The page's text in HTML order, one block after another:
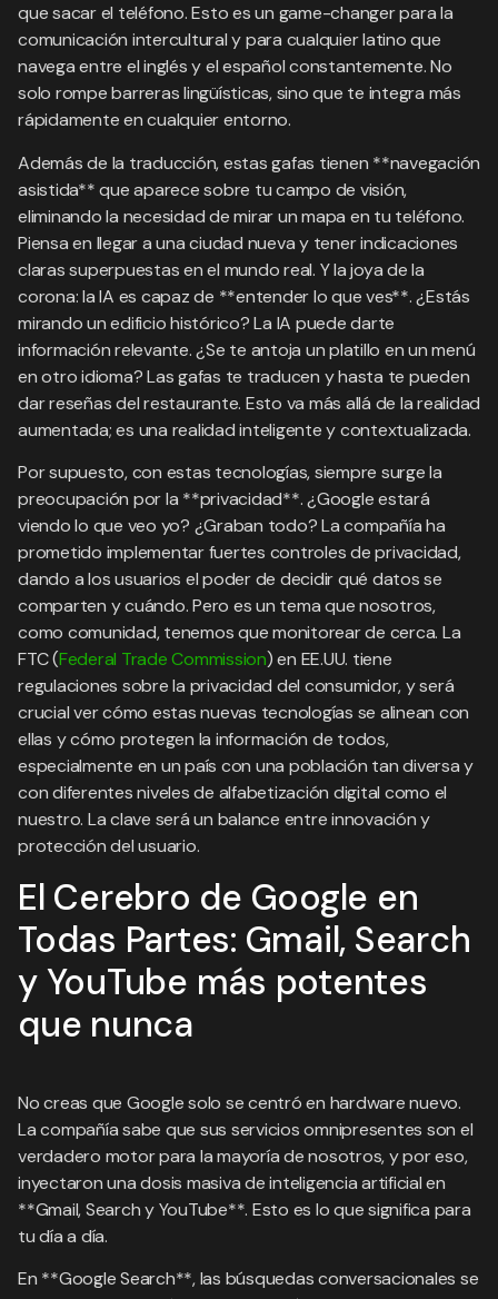
que sacar el teléfono. Esto es un game-changer para la
comunicación intercultural y para cualquier latino que
navega entre el inglés y el español constantemente. No
solo rompe barreras lingüísticas, sino que te integra más
rápidamente en cualquier entorno.
Además de la traducción, estas gafas tienen **navegación
asistida** que aparece sobre tu campo de visión,
eliminando la necesidad de mirar un mapa en tu teléfono.
Piensa en llegar a una ciudad nueva y tener indicaciones
claras superpuestas en el mundo real. Y la joya de la
corona: la IA es capaz de **entender lo que ves**. ¿Estás
mirando un edificio histórico? La IA puede darte
información relevante. ¿Se te antoja un platillo en un menú
en otro idioma? Las gafas te traducen y hasta te pueden
dar reseñas del restaurante. Esto va más allá de la realidad
aumentada; es una realidad inteligente y contextualizada.
Por supuesto, con estas tecnologías, siempre surge la
preocupación por la **privacidad**. ¿Google estará
viendo lo que veo yo? ¿Graban todo? La compañía ha
prometido implementar fuertes controles de privacidad,
dando a los usuarios el poder de decidir qué datos se
comparten y cuándo. Pero es un tema que nosotros,
como comunidad, tenemos que monitorear de cerca. La
FTC (Federal Trade Commission) en EE.UU. tiene
regulaciones sobre la privacidad del consumidor, y será
crucial ver cómo estas nuevas tecnologías se alinean con
ellas y cómo protegen la información de todos,
especialmente en un país con una población tan diversa y
con diferentes niveles de alfabetización digital como el
nuestro. La clave será un balance entre innovación y
protección del usuario.
El Cerebro de Google en
Todas Partes: Gmail, Search
y YouTube más potentes
que nunca
No creas que Google solo se centró en hardware nuevo.
La compañía sabe que sus servicios omnipresentes son el
verdadero motor para la mayoría de nosotros, y por eso,
inyectaron una dosis masiva de inteligencia artificial en
**Gmail, Search y YouTube**. Esto es lo que significa para
tu día a día.
En **Google Search**, las búsquedas conversacionales se